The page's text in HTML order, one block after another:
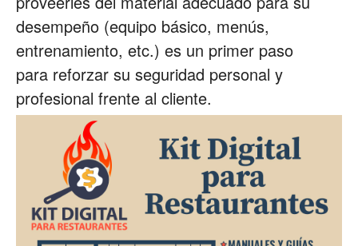
desempeño (equipo básico, menús,
entrenamiento, etc.) es un primer paso
para reforzar su seguridad personal y
profesional frente al cliente.